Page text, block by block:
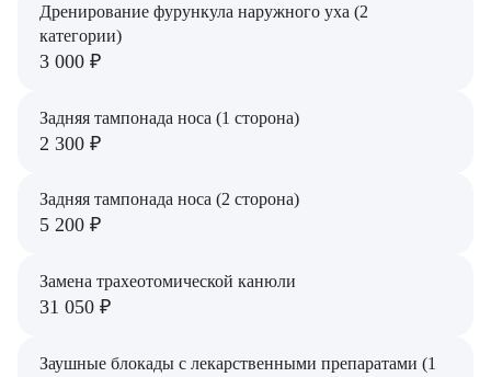
Дренирование фурункула наружного уха (2
категории)
3 000 ₽
Задняя тампонада носа (1 сторона)
2 300 ₽
Задняя тампонада носа (2 сторона)
5 200 ₽
Замена трахеотомической канюли
31 050 ₽
Заушные блокады с лекарственными препаратами (1